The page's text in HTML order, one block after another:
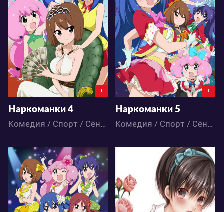
3072
1 1
+
Наркоманки 4
Комедия / Спорт / Сёнэн / Школа / Аниме
3411
3 0
+
Наркоманки 5
Комедия / Спорт / Сёнэн / Аниме